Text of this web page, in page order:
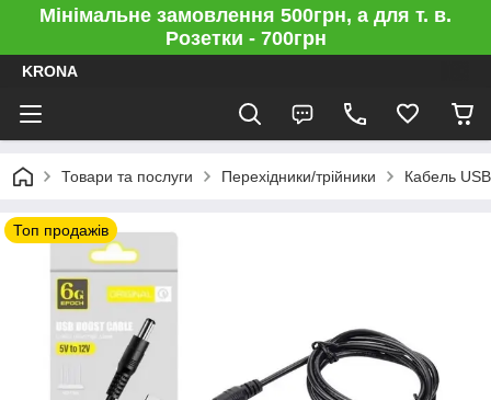
Мінімальне замовлення 500грн, а для т. в.
Розетки - 700грн
KRONA
Товари та послуги Перехідники/трійники Кабель
Топ продажів